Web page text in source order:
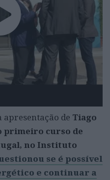
apresentação de Tiago
primeiro curso de
no Instituto
se é possível
e continuar a